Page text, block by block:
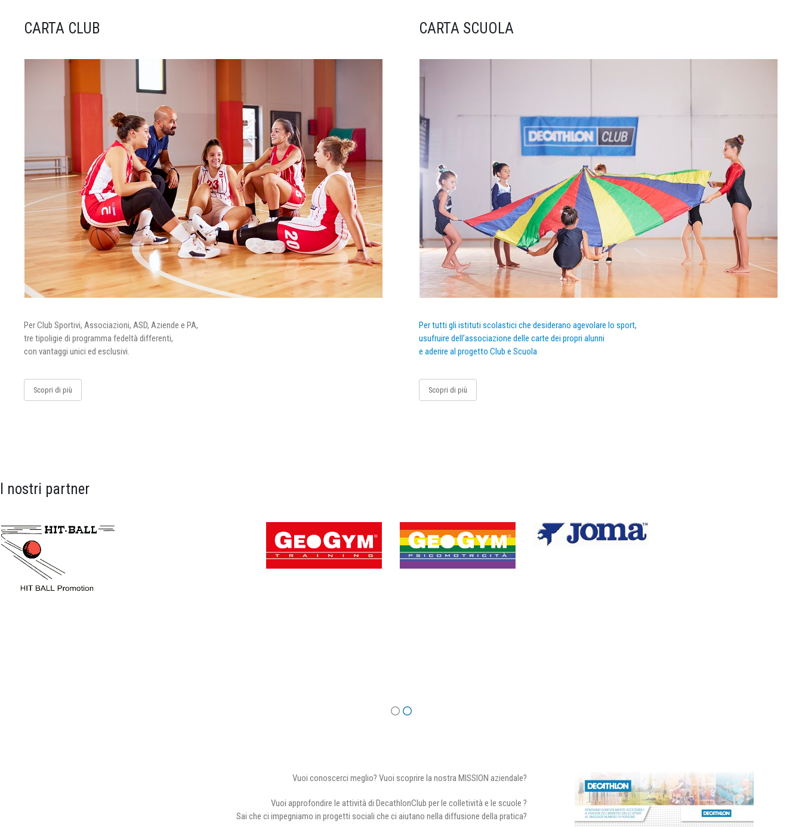
CARTA CLUB
Per Club Sportivi, Associazioni, ASD, Aziende e PA,
tre tipoligie di programma fedeltà differenti,
con vantaggi unici ed esclusivi.
Scopri di più
CARTA SCUOLA
Per tutti gli istituti scolastici che desiderano agevolare lo sport,
usufruire dell’associazione delle carte dei propri alunni
e aderire al progetto Club e Scuola
Scopri di più
I nostri partner
Vuoi conoscerci meglio? Vuoi scoprire la nostra MISSION aziendale?
Vuoi approfondire le attività di DecathlonClub per le colletività e le scuole ?
Sai che ci impegniamo in progetti sociali che ci aiutano nella diffusione della pratica?